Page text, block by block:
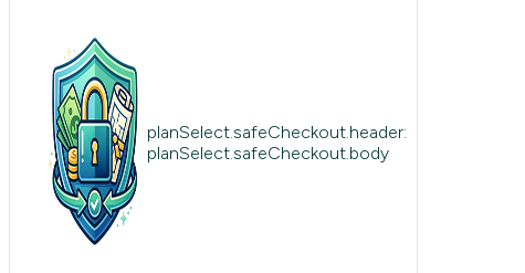
planSelect.safeCheckout.header:
planSelect.safeCheckout.body